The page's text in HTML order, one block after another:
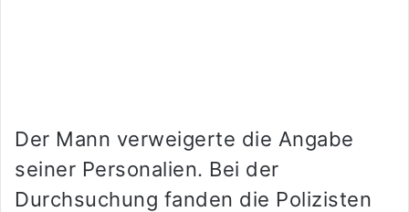
Der Mann verweigerte die Angabe
seiner Personalien. Bei der
Durchsuchung fanden die Polizisten